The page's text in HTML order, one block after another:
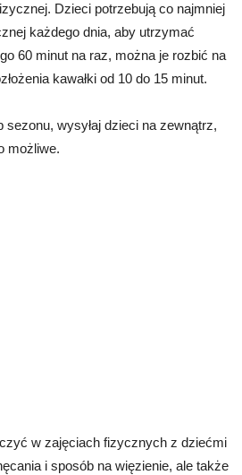
Dzieci potrzebują co najmniej
każdego dnia, aby utrzymać
60 minut na raz, można je rozbić na
kawałki od 10 do 15 minut.
sezonu, wysyłaj dzieci na zewnątrz,
możliwe.
w zajęciach fizycznych z dziećmi
i sposób na więzienie, ale także